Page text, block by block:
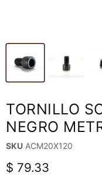
TORNILLO
NEGRO
SKU ACM20X120
Precio actual
$ 79.33